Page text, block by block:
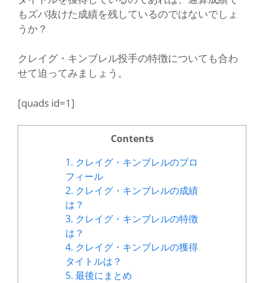
もズバ抜けた成績を残しているのではないでしょ
うか？
クレイグ・キンブレル投手の特徴についても合わ
せて迫ってみましょう。
[quads id=1]
Contents
1. クレイグ・キンブレルのプロ
フィール
2. クレイグ・キンブレルの成績
は？
3. クレイグ・キンブレルの特徴
は？
4. クレイグ・キンブレルの獲得
タイトルは？
5. 最後にまとめ